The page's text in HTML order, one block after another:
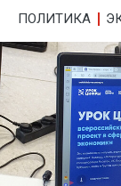
ПОЛИТИКА